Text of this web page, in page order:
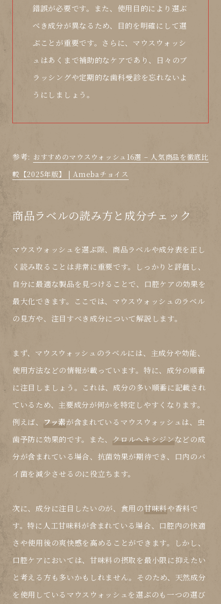
錯誤が必要です。また、使用目的により選ぶ
べき成分が異なるため、目的を明確にして選
ぶことが重要です。さらに、マウスウォッシ
ュはあくまで補助的なケアであり、日々のブ
ラッシングや定期的な歯科受診を忘れないよ
うにしましょう。
参考: おすすめのマウスウォッシュ16選 – 人気商品を徹底比
較【2025年版】 | Amebaチョイス
商品ラベルの読み方と成分チェック
マウスウォッシュを選ぶ際、商品ラベルや成分表を正し
く読み取ることは非常に重要です。しっかりと評価し、
自分に最適な製品を見つけることで、口腔ケアの効果を
最大化できます。ここでは、マウスウォッシュのラベル
の見方や、注目すべき成分について解説します。
まず、マウスウォッシュのラベルには、主成分や効能、
使用方法などの情報が載っています。特に、成分の順番
に注目しましょう。これは、成分の多い順番に記載され
ているため、主要成分が何かを特定しやすくなります。
例えば、
フッ素が含まれているマウスウォッシュは、虫
歯予防に効果的です。また、 クロルヘキシジンなどの成
分が含まれている場合、抗菌効果が期待でき、口内のバ
イ菌を減少させるのに役立ちます。
次に、成分に注目したいのが、食用の甘味料や香料で
す。特に人工甘味料が含まれている場合、口腔内の快適
さや使用後の爽快感を高めることができます。しかし、
口腔ケアにおいては、甘味料の摂取を最小限に抑えたい
と考える方も多いかもしれません。そのため、天然成分
を使用しているマウスウォッシュを選ぶのも一つの選び